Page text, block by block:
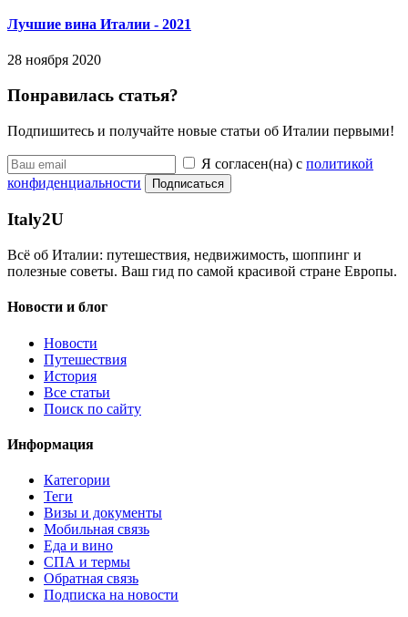
Лучшие вина Италии - 2021
28 ноября 2020
Понравилась статья?
Подпишитесь и получайте новые статьи об Италии первыми!
Я согласен(на) с политикой
конфиденциальности
Подписаться
Italy2U
Всё об Италии: путешествия, недвижимость, шоппинг и
полезные советы. Ваш гид по самой красивой стране Европы.
Новости и блог
Новости
Путешествия
История
Все статьи
Поиск по сайту
Информация
Категории
Теги
Визы и документы
Мобильная связь
Еда и вино
СПА и термы
Обратная связь
Подписка на новости